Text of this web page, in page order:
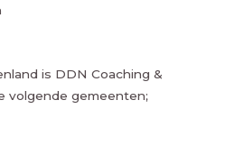
is DDN Coaching &
volgende gemeenten;